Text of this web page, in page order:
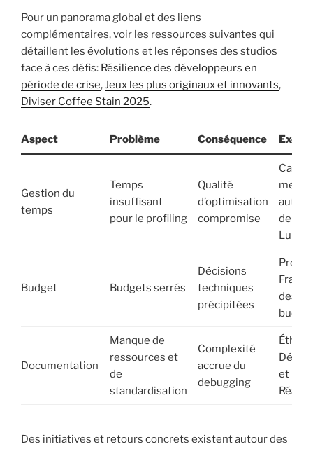
Pour un panorama global et des liens
complémentaires, voir les ressources suivantes qui
détaillent les évolutions et les réponses des studios
face à ces défis: Résilience des développeurs en
période de crise,Jeux les plus originaux et innovants,
Diviser Coffee Stain 2025.
Aspect Problème Conséquence
Gestion du
temps
Temps
insuffisant
pour le profiling
Qualité
d’optimisation
compromise
Cas
autour
de
Budget Budgets serrés
Décisions
techniques
précipitées
des
Documentation
Manque de
ressources et
de
standardisation
Complexité
accrue du
debugging
et UE
Des initiatives et retours concrets existent autour des